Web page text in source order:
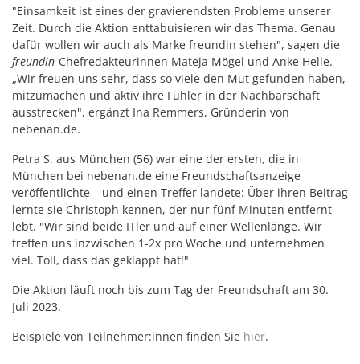
"Einsamkeit ist eines der gravierendsten Probleme unserer
Zeit. Durch die Aktion enttabuisieren wir das Thema. Genau
dafür wollen wir auch als Marke freundin stehen", sagen die
freundin-Chefredakteurinnen Mateja Mögel und Anke Helle.
„Wir freuen uns sehr, dass so viele den Mut gefunden haben,
mitzumachen und aktiv ihre Fühler in der Nachbarschaft
ausstrecken", ergänzt Ina Remmers, Gründerin von
nebenan.de.
Petra S. aus München (56) war eine der ersten, die in
München bei nebenan.de eine Freundschaftsanzeige
veröffentlichte – und einen Treffer landete: Über ihren Beitrag
lernte sie Christoph kennen, der nur fünf Minuten entfernt
lebt. "Wir sind beide ITler und auf einer Wellenlänge. Wir
treffen uns inzwischen 1-2x pro Woche und unternehmen
viel. Toll, dass das geklappt hat!"
Die Aktion läuft noch bis zum Tag der Freundschaft am 30.
Juli 2023.
Beispiele von Teilnehmer:innen finden Sie hier.